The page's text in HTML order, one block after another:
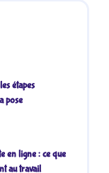
étapes
pose
en ligne : ce que
au travail